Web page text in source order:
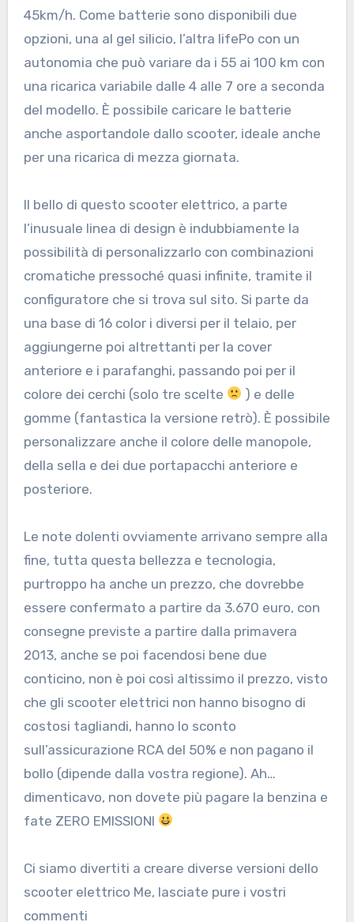
45km/h. Come batterie sono disponibili due
opzioni, una al gel silicio, l’altra lifePo con un
autonomia che può variare da i 55 ai 100 km con
una ricarica variabile dalle 4 alle 7 ore a seconda
del modello. È possibile caricare le batterie
anche asportandole dallo scooter, ideale anche
per una ricarica di mezza giornata.
Il bello di questo scooter elettrico, a parte
l’inusuale linea di design è indubbiamente la
possibilità di personalizzarlo con combinazioni
cromatiche pressoché quasi infinite, tramite il
configuratore che si trova sul sito. Si parte da
una base di 16 color i diversi per il telaio, per
aggiungerne poi altrettanti per la cover
anteriore e i parafanghi, passando poi per il
colore dei cerchi (solo tre scelte
) e delle
gomme (fantastica la versione retrò). È possibile
personalizzare anche il colore delle manopole,
della sella e dei due portapacchi anteriore e
posteriore.
Le note dolenti ovviamente arrivano sempre alla
fine, tutta questa bellezza e tecnologia,
purtroppo ha anche un prezzo, che dovrebbe
essere confermato a partire da 3.670 euro, con
consegne previste a partire dalla primavera
2013, anche se poi facendosi bene due
conticino, non è poi così altissimo il prezzo, visto
che gli scooter elettrici non hanno bisogno di
costosi tagliandi, hanno lo sconto
sull’assicurazione RCA del 50% e non pagano il
bollo (dipende dalla vostra regione). Ah…
dimenticavo, non dovete più pagare la benzina e
fate ZERO EMISSIONI
Ci siamo divertiti a creare diverse versioni dello
scooter elettrico Me, lasciate pure i vostri
commenti